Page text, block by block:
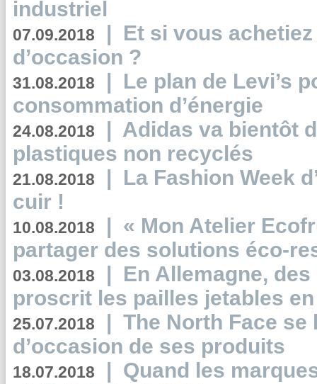
industriel
07.09.2018 | Et si vous
d’occasion ?
31.08.2018 | Le plan de Levi’s
consommation d’énergie
24.08.2018 | Adidas va bientôt
plastiques non recyclés
21.08.2018 | La Fashion Week
cuir !
10.08.2018 | « Mon Atelier
partager des solutions éco-
03.08.2018 | En Allemagne,
proscrit les pailles jetables
25.07.2018 | The North Face se
d’occasion de ses produits
18.07.2018 | Quand les